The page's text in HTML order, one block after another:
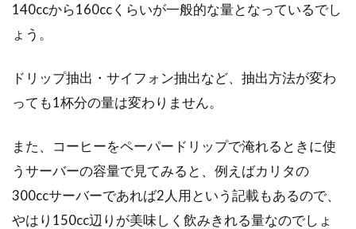
離乳食は、赤ちゃんにとってとても大切なステ
その安全性を検証してみた
ラップが溶けて、有害な物質が体内に吸収され
てしまい危険...
140ccから160ccくらいが一般的な量となっているでし
ょう。
ドリップ抽出・サイフォン抽出など、抽出方法が変わ
っても1杯分の量は変わりません。
また、コーヒーをペーパードリップで淹れるときに使
うサーバーの容量で見てみると、例えばカリタの
300ccサーバーであれば2人用という記載もあるので、
やはり150cc辺りが美味しく飲みきれる量なのでしょ